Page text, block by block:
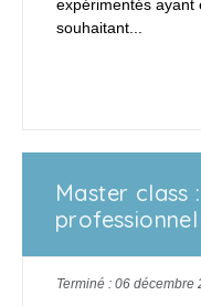
expérimentés ayant
souhaitant...
Master class
Terminé : 06 décembre